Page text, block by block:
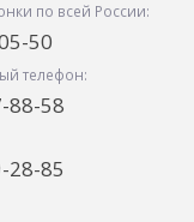
по всей России:
50
телефон:
88-58
28-85